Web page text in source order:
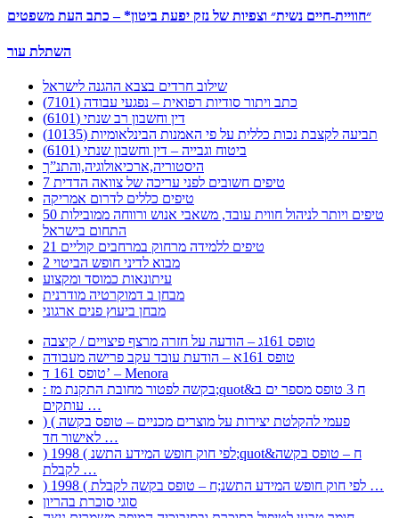
״חוויית-חיים נשית״ וצפיות של נזק יפעת ביטון* – כתב העת משפטים
השתלת עור
שילוב חרדים בצבא ההגנה לישראל
כתב ויתור סודיות רפואית – נפגעי עבודה (7101)
דין וחשבון רב שנתי (6101)
תביעה לקצבת נכות כללית על פי האמנות הבינלאומיות (10135)
ביטוח וגבייה – דין וחשבון שנתי (6101)
היסטוריה,ארכיאולוגיה,והתנ”ך
7 טיפים חשובים לפני עריכה של צוואה הדדית
טיפים כללים לדרום אמריקה
50 טיפים ויותר לניהול חווית עובד, משאבי אנוש ורווחה ממובילות
התחום בישראל
21 טיפים ללמידה מרחוק במרחבים קוליים
מבוא לדיני חופש הביטוי 2
עיתונאות כמוסד ומקצוע
מבחן ב דמוקרטיה מודרנית
מבחן ביעוץ פנים ארגוני
טופס 161ג – הודעה על חזרה מרצף פיצויים / קיצבה
טופס 161א – הודעת עובד עקב פרישה מעבודה
טופס 161 ד’ – Menora
: בקשה לפטור מחובת התקנת מז;quot&ח 3 טופס מספר ים ב
עותקים …
) ( פעמי להקלטת יצירות על מוצרים מכניים – טופס בקשה
לאישור חד …
) 1998 ( לפי חוק חופש המידע התשנ;quot&ח – טופס בקשה
לקבלת …
) 1998 ( לפי חוק חופש המידע התשנ;ח – טופס בקשה לקבלת …
סוגי סוכרת בהריון